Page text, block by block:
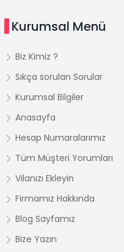
Kurumsal Menü
Biz Kimiz ?
Sıkça sorulan Sorular
Kurumsal Bilgiler
Anasayfa
Hesap Numaralarımız
Tüm Müşteri Yorumları
Vilanızı Ekleyin
Firmamız Hakkında
Blog Sayfamız
Bize Yazın